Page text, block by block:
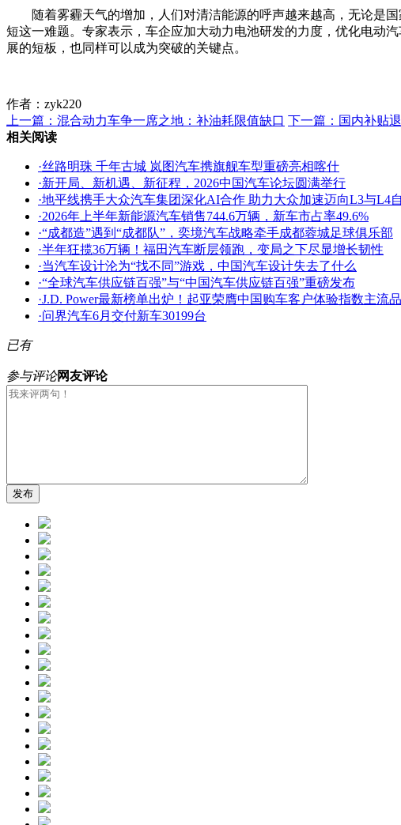
随着雾霾天气的增加，人们对清洁能源的呼声越来越高，无论是国
短这一难题。专家表示，车企应加大动力电池研发的力度，优化电动
展的短板，也同样可以成为突破的关键点。
作者：zyk220
上一篇： 混合动力车争一席之地：补油耗限值缺口 下一篇： 国内补贴
相关阅读
·丝路明珠 千年古城 岚图汽车携旗舰车型重磅亮相喀什
·新开局、新机遇、新征程，2026中国汽车论坛圆满举行
·地平线携手大众汽车集团深化AI合作 助力大众加速迈向L3与L4
·2026年上半年新能源汽车销售744.6万辆，新车市占率49.6%
·“成都造”遇到“成都队”，奕境汽车战略牵手成都蓉城足球俱乐部
·半年狂揽36万辆！福田汽车断层领跑，变局之下尽显增长韧性
·当汽车设计沦为“找不同”游戏，中国汽车设计失去了什么
·“全球汽车供应链百强”与“中国汽车供应链百强”重磅发布
·J.D. Power最新榜单出炉！起亚荣膺中国购车客户体验指数主流
·问界汽车6月交付新车30199台
已有
参与评论网友评论